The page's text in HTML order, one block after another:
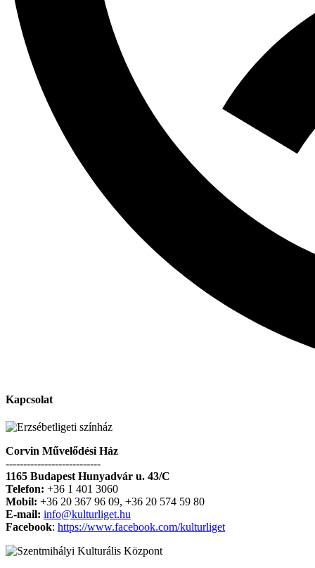
Kapcsolat
Corvin Művelődési Ház
---------------------------
1165 Budapest Hunyadvár u. 43/C
Telefon: +36 1 401 3060
Mobil: +36 20 367 96 09, +36 20 574 59 80
E-mail: info@kulturliget.hu
Facebook: https://www.facebook.com/kulturliget